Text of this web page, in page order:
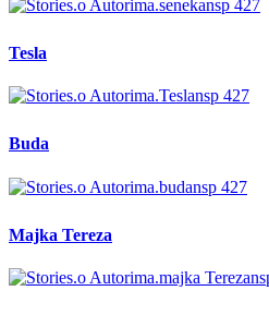
Tesla
Buda
Majka Tereza